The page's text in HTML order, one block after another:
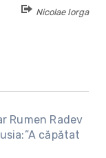
Nicolae Iorga
Rumen Radev
căpătat